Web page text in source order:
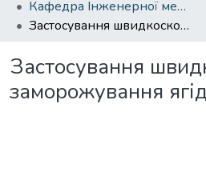
Кафедра Інженерної механіки та комп'ютерного проектування
Застосування швидкоскоростного заморожування ягід
Застосування
заморожування